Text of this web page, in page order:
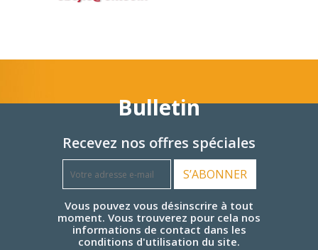
Bulletin
Recevez nos offres spéciales
S’ABONNER
Vous pouvez vous désinscrire à tout
moment. Vous trouverez pour cela nos
informations de contact dans les
conditions d'utilisation du site.